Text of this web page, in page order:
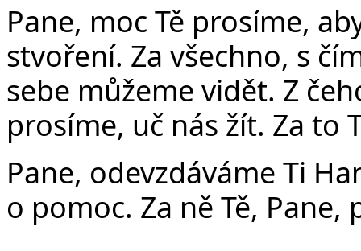
Pane, moc Tě prosíme,
stvoření. Za všechno, s
sebe můžeme vidět. Z
prosíme, uč nás žít. Za to
Pane, odevzdáváme Ti
o pomoc. Za ně Tě, Pane,